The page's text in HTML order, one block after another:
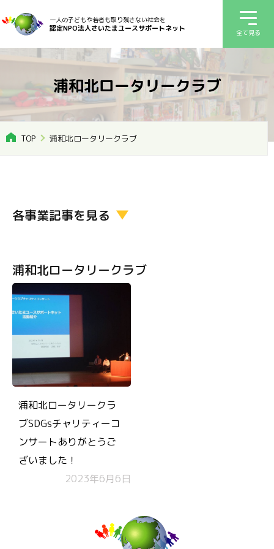
一人の子どもや若者も取り残さない社会を
認定NPO法人さいたまユースサポートネット 全て見る
浦和北ロータリークラブ
TOP 浦和北ロータリークラブ
各事業記事を見る
浦和北ロータリークラブ
浦和北ロータリークラ
ブSDGsチャリティーコ
ンサートありがとうご
ざいました！
2023年6月6日